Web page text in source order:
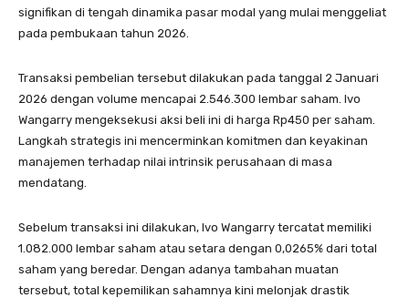
signifikan di tengah dinamika pasar modal yang mulai menggeliat
pada pembukaan tahun 2026.
Transaksi pembelian tersebut dilakukan pada tanggal 2 Januari
2026 dengan volume mencapai 2.546.300 lembar saham. Ivo
Wangarry mengeksekusi aksi beli ini di harga Rp450 per saham.
Langkah strategis ini mencerminkan komitmen dan keyakinan
manajemen terhadap nilai intrinsik perusahaan di masa
mendatang.
Sebelum transaksi ini dilakukan, Ivo Wangarry tercatat memiliki
1.082.000 lembar saham atau setara dengan 0,0265% dari total
saham yang beredar. Dengan adanya tambahan muatan
tersebut, total kepemilikan sahamnya kini melonjak drastik